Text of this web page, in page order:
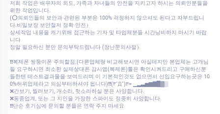
저희 작업은 배우자의 외도, 가족과 자녀들의 안전을 지키고자 하시는 의뢰인분들을
위한 작업입니다.
(⭕의뢰인들의 보안과 관련된 부분은 100% 걱정하지 않으셔도 된다고 자부드립니
다.비밀보장 보안철저 정확 안전）
상세작업 내용을 캐기위해 접근하는 기자 및 타업체분들 시간낭비하지 마시기 바랍
니다
정말 필요하신 분만 문의부탁드립니다 (장난문의사절）
❗❗복제폰 쌍둥이폰 주의할점:(다른업체랑 비교해보시면 아실테지만 본업체는 고개님
들 요구하시면 최소한 실제상대폰 감시앱(복제폰)툴은 확인시켜드리고 구매하신분
들한텐 테스트결과물을 보여드리며 이 기본적인것도 없으면서 선입요구하는곳은 10
0%허위업체라고 의심부터하셔야 됩니다)❗❗(۳˚Д˚)۳= ▁▂▃▅▆▇█▓▒
❌간보기, 찔러보기, 개소리, 헛소리하실 분은 사양합니다.
❌동종업계, 또는 그 지인을 가장한 스파이도 정중히 사양합니다.
❗❗단순 호기심에 문의할 분들은 연락 주지 마세요